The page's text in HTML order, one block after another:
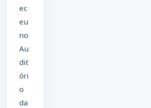
ec
eu
no
Au
dit
óri
o
da